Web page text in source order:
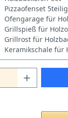
Pizzaofenset 5teilig
Ofengarage für
Grillrost für
Keramikschale für